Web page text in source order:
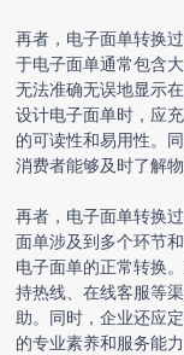
再者， 电子面单转换
于电子面单通常包含
无法准确无误地显示
设计电子面单时，应
的可读性和易用性。
消费者能够及时了解
再者， 电子面单转换
面单涉及到多个环节
电子面单的正常转换
持热线、在线客服等
助。同时，企业还应
的专业素养和服务能力